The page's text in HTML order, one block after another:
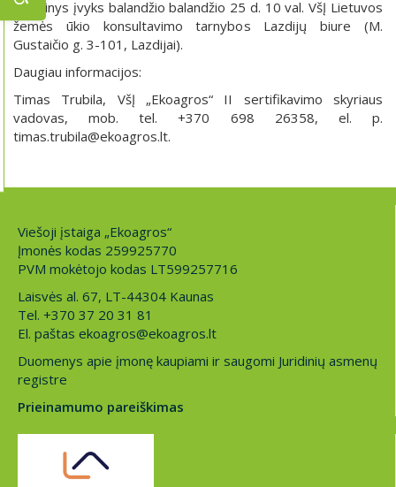
Renginys įvyks balandžio balandžio 25 d. 10 val. VšĮ Lietuvos
žemės ūkio konsultavimo tarnybos Lazdijų biure (M.
Gustaičio g. 3-101, Lazdijai).
Daugiau informacijos:
Timas Trubila, VšĮ „Ekoagros“ II sertifikavimo skyriaus
vadovas, mob. tel. +370 698 26358, el. p.
timas.trubila@ekoagros.lt.
Viešoji įstaiga „Ekoagros“
Įmonės kodas 259925770
PVM mokėtojo kodas LT599257716
Laisvės al. 67, LT-44304 Kaunas
Tel. +370 37 20 31 81
El. paštas ekoagros@ekoagros.lt
Duomenys apie įmonę kaupiami ir saugomi Juridinių asmenų
registre
Prieinamumo pareiškimas